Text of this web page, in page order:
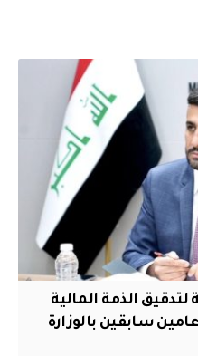
لتدقيق الذمة المالية
سابقين بالوزارة